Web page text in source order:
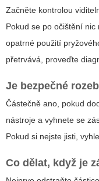
Začněte kontrolou
Pokud se po očištění
opatrné použití
přetrvává, proveďte
Je bezpečné
Částečně ano, pokud
nástroje a vyhnete se
Pokud si nejste jisti,
Co dělat, když je